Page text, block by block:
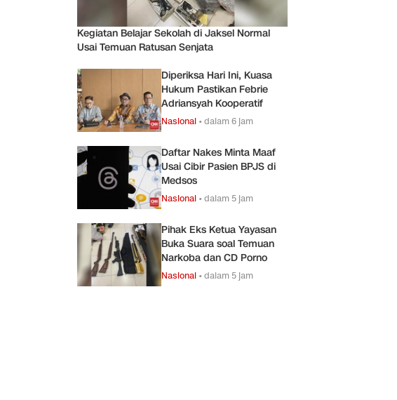
Kegiatan Belajar Sekolah di Jaksel Normal
Usai Temuan Ratusan Senjata
Diperiksa Hari Ini, Kuasa
Hukum Pastikan Febrie
Adriansyah Kooperatif
Nasional •dalam 6 jam
Daftar Nakes Minta Maaf
Usai Cibir Pasien BPJS di
Medsos
Nasional •dalam 5 jam
Pihak Eks Ketua Yayasan
Buka Suara soal Temuan
Narkoba dan CD Porno
Nasional •dalam 5 jam